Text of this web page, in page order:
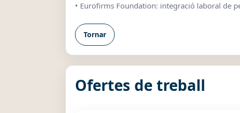
• Eurofirms Foundation: integració laboral de
Tornar
Ofertes de treball